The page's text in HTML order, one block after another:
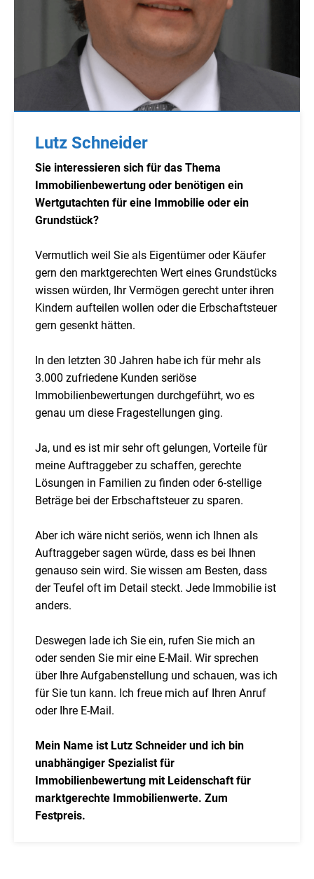
Lutz Schneider
Sie interessieren sich für das Thema
Immobilienbewertung oder benötigen ein
Wertgutachten für eine Immobilie oder ein
Grundstück?
Vermutlich weil Sie als Eigentümer oder Käufer
gern den marktgerechten Wert eines Grundstücks
wissen würden, Ihr Vermögen gerecht unter ihren
Kindern aufteilen wollen oder die Erbschaftsteuer
gern gesenkt hätten.
In den letzten 30 Jahren habe ich für mehr als
3.000 zufriedene Kunden seriöse
Immobilienbewertungen durchgeführt, wo es
genau um diese Fragestellungen ging.
Ja, und es ist mir sehr oft gelungen, Vorteile für
meine Auftraggeber zu schaffen, gerechte
Lösungen in Familien zu finden oder 6-stellige
Beträge bei der Erbschaftsteuer zu sparen.
Aber ich wäre nicht seriös, wenn ich Ihnen als
Auftraggeber sagen würde, dass es bei Ihnen
genauso sein wird. Sie wissen am Besten, dass
der Teufel oft im Detail steckt. Jede Immobilie ist
anders.
Deswegen lade ich Sie ein, rufen Sie mich an
oder senden Sie mir eine E-Mail. Wir sprechen
über Ihre Aufgabenstellung und schauen, was ich
für Sie tun kann. Ich freue mich auf Ihren Anruf
oder Ihre E-Mail.
Mein Name ist Lutz Schneider und ich bin
unabhängiger Spezialist für
Immobilienbewertung mit Leidenschaft für
marktgerechte Immobilienwerte. Zum
Festpreis.